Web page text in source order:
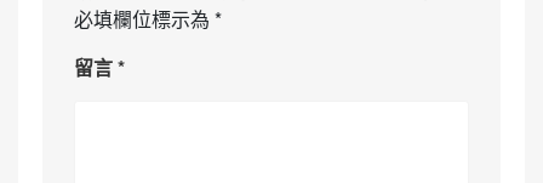
必填欄位標示為 *
留言*